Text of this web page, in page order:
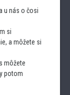
u nás o čosi
si
a môžete si
môžete
potom